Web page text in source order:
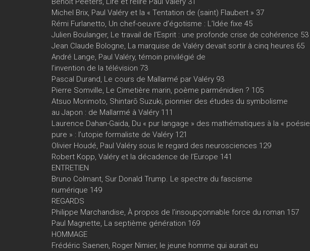
Michel Brix, Paul Valéry et la « Tentation de (saint) Flaubert » 37
Rémi Furlanetto, Un chef-oeuvre d’égotisme : L’Idée fixe 45
Julien Boulanger, Le travail de l’Esprit : une profonde crise de cohérence 53
Jean Claude Bologne, La marquise de Valéry devait sortir à cinq heures 65
André Lange, Paul Valéry, témoin privilégié de
l’invention de la télévision 73
Pascal Durand, Le cours de Mallarmé par Valéry 93
Pierre Somville, Le Cimetière marin, poème parménidien ? 105
Atsuo Morimoto, Shintarō Suzuki, pionnier des études du symbolisme
au Japon : de Mallarmé à Valéry 111
Laurence Dahan-Gaida, Du « pur langage » des mathématiques à la « poésie
pure » : l’utopie formaliste de Valéry 121
Olivier Houdé, Paul Valéry sous le regard des neurosciences 129
Robert Kopp, Valéry et la décadence de l’Europe 141
ENTRETIEN
Bruno Colmant, Sur Donald Trump. Le spectre du fascisme
numérique 149
REGARDS
Philippe Marchandise, À propos de l’insoupçonnable force du roman 157
Paul Magnette, La septième génération 169
HOMMAGE
Frédéric Saenen, Roger Nimier, le jeune homme qui aurait eu